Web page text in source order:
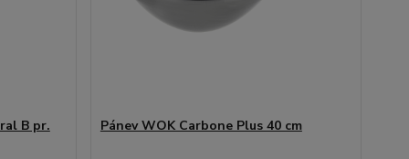
B pr.
Pánev WOK Carbone Plus 40 cm